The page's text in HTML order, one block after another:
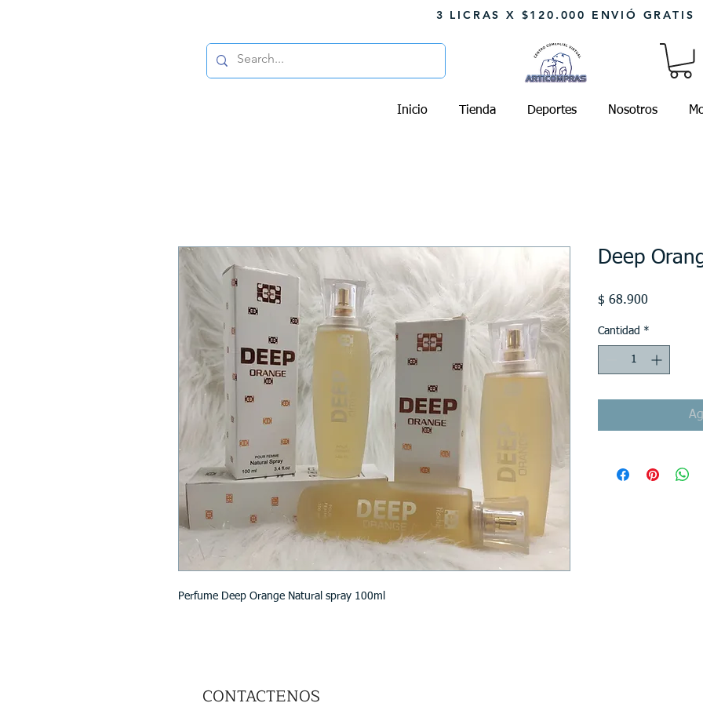
3 LICRAS X $120.000 ENVIÓ GRATIS
Inicio Tienda Deportes Nosotros
Perfume Deep Orange Natural spray 100ml
Deep
$ 68.900
Cantidad *
CONTACTENOS